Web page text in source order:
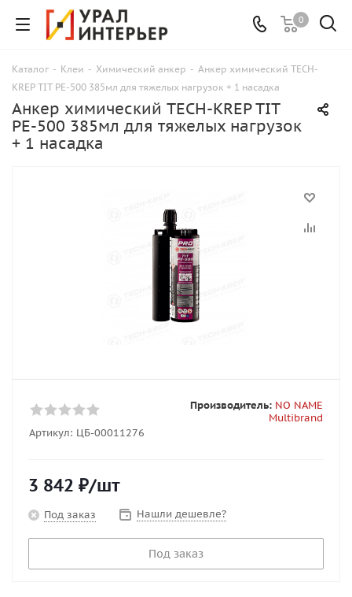
0
Каталог - Клеи - Химический анкер - Анкер химический TECH-
KREP TIT PE-500 385мл для тяжелых нагрузок + 1 насадка
Анкер химический TECH-KREP TIT
PE-500 385мл для тяжелых нагрузок
+ 1 насадка
Артикул: ЦБ-00011276
Производитель: NO NAME
Multibrand
3 842 ₽/шт
Под заказ Нашли дешевле?
Под заказ